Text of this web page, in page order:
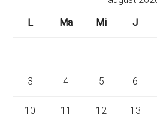
L
Ma Mi J
3 4 5 6
10 11 12 13